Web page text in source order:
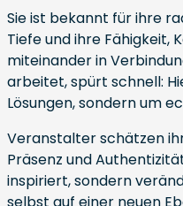
Sie ist bekannt für ihre
Tiefe und ihre Fähigkeit,
miteinander in
arbeitet, spürt schnell:
Lösungen, sondern um
Veranstalter schätzen
Präsenz und
inspiriert, sondern